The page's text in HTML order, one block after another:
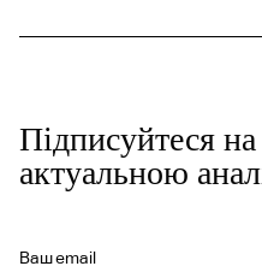
Підписуйтеся
актуальною
Ваш email